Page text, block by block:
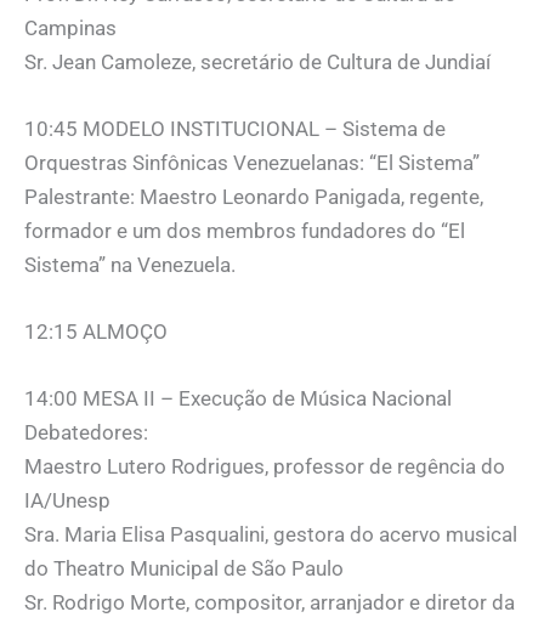
Campinas
Sr. Jean Camoleze, secretário de Cultura de Jundiaí
10:45 MODELO INSTITUCIONAL – Sistema de
Orquestras Sinfônicas Venezuelanas: “El Sistema”
Palestrante: Maestro Leonardo Panigada, regente,
formador e um dos membros fundadores do “El
Sistema” na Venezuela.
12:15 ALMOÇO
14:00 MESA II – Execução de Música Nacional
Debatedores:
Maestro Lutero Rodrigues, professor de regência do
IA/Unesp
Sra. Maria Elisa Pasqualini, gestora do acervo musical
do Theatro Municipal de São Paulo
Sr. Rodrigo Morte, compositor, arranjador e diretor da